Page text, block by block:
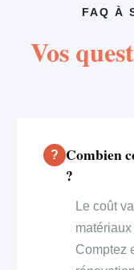
FAQ À
Vos
Combien
?
Le coût
Comptez